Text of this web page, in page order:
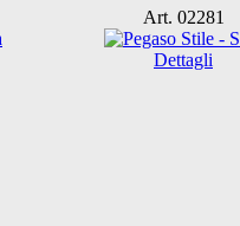
Art. 02281
Dettagli